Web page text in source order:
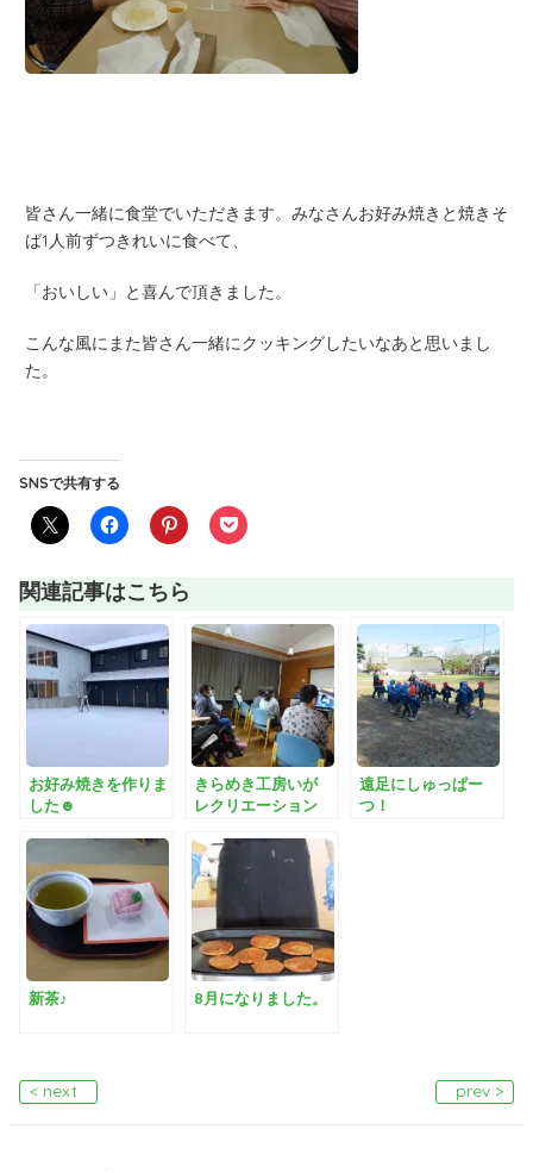
皆さん一緒に食堂でいただきます。みなさんお好み焼きと焼きそ
ば1人前ずつきれいに食べて、
「おいしい」と喜んで頂きました。
こんな風にまた皆さん一緒にクッキングしたいなあと思いまし
た。
SNSで共有する
関連記事はこちら
お好み焼きを作りま
した☻
きらめき工房いが
レクリエーション
遠足にしゅっぱー
つ！
新茶♪ 8月になりました。
< next prev >